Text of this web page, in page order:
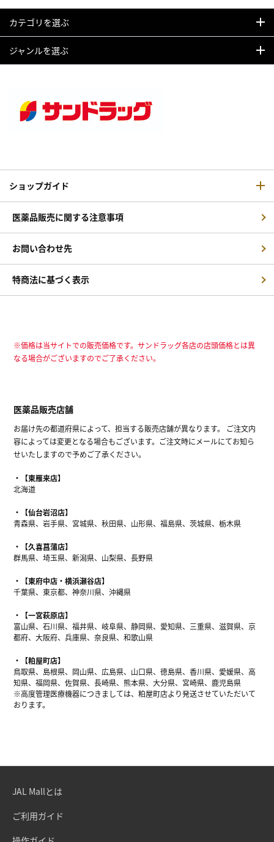
カテゴリを選ぶ
ジャンルを選ぶ
ショップガイド
医薬品販売に関する注意事項
お問い合わせ先
特商法に基づく表示
※価格は当サイトでの販売価格です。サンドラッグ各店の店頭価格とは異
なる場合がございますのでご了承ください。
医薬品販売店舗
お届け先の都道府県によって、担当する販売店舗が異なります。 ご注文内
容によっては変更となる場合もございます。ご注文時にメールにてお知ら
せいたしますので予めご了承ください。
【東雁来店】
北海道
【仙台岩沼店】
青森県、岩手県、宮城県、秋田県、山形県、福島県、茨城県、栃木県
【久喜菖蒲店】
群馬県、埼玉県、新潟県、山梨県、長野県
【東府中店・横浜瀬谷店】
千葉県、東京都、神奈川県、沖縄県
【一宮萩原店】
富山県、石川県、福井県、岐阜県、静岡県、愛知県、三重県、滋賀県、京
都府、大阪府、兵庫県、奈良県、和歌山県
【粕屋町店】
鳥取県、島根県、岡山県、広島県、山口県、徳島県、香川県、愛媛県、高
知県、福岡県、佐賀県、長崎県、熊本県、大分県、宮崎県、鹿児島県
※高度管理医療機器につきましては、粕屋町店より発送させていただいて
おります。
JAL Mallとは
ご利用ガイド